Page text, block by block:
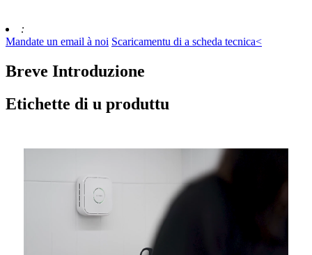
:
Mandate un email à noi Scaricamentu di a scheda tecnica<
Breve Introduzione
Etichette di u produttu